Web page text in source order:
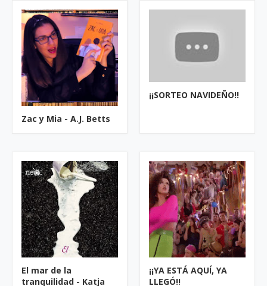
Zac y Mia - A.J. Betts
¡¡SORTEO NAVIDEÑO!!
El mar de la
tranquilidad - Katja
¡¡YA ESTÁ AQUÍ, YA
LLEGÓ!!